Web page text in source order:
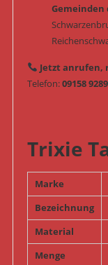
Gemeinden
Jetzt anrufen,
Telefon:09158
Trixie
Marke
Bezeichnung
Material
Menge